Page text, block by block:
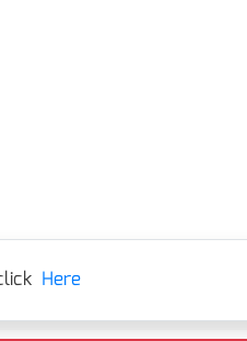
Here